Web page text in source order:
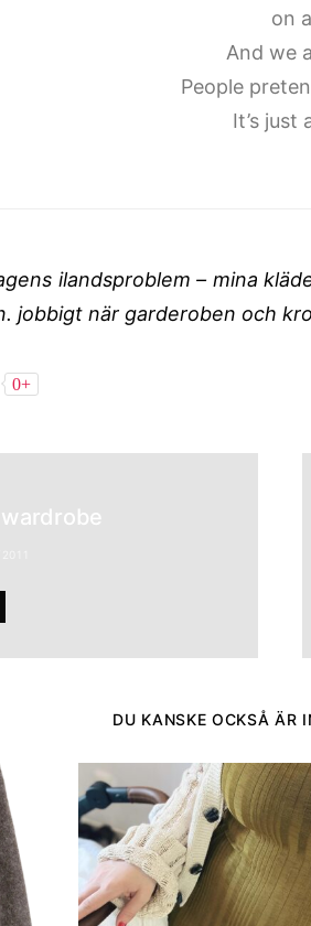
on
And we
People
It’s just
ilandsproblem – mina
jobbigt när garderoben och
0+
DU KANSKE OCKSÅ ÄR